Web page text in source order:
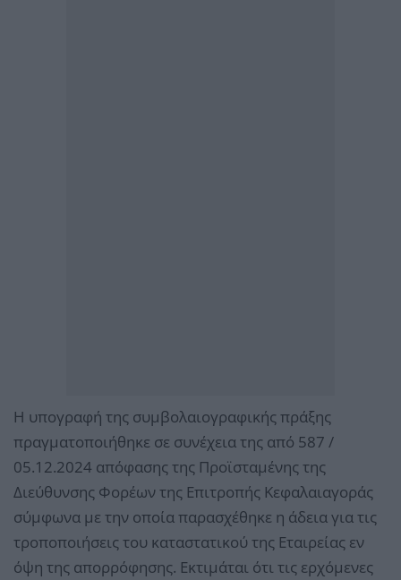
Η υπογραφή της συμβολαιογραφικής πράξης
πραγματοποιήθηκε σε συνέχεια της από 587 /
05.12.2024 απόφασης της Προϊσταμένης της
Διεύθυνσης Φορέων της Επιτροπής Κεφαλαιαγοράς
σύμφωνα με την οποία παρασχέθηκε η άδεια για τις
τροποποιήσεις του καταστατικού της Εταιρείας εν
όψη της απορρόφησης. Εκτιμάται ότι τις ερχόμενες